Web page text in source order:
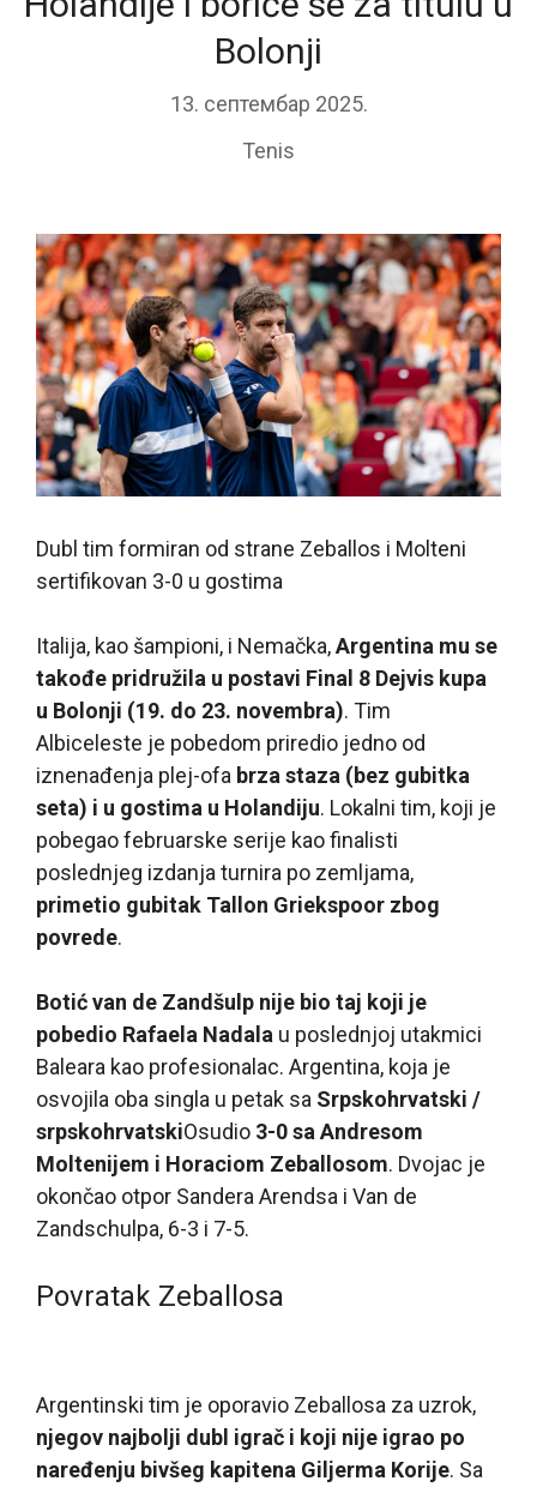
Bolonji
13. септембар 2025.
Tenis
Dubl tim formiran od strane Zeballos i Molteni
sertifikovan 3-0 u gostima
Italija, kao šampioni, i Nemačka,Argentina mu se
takođe pridružila u postavi Final 8 Dejvis kupa
u Bolonji (19. do 23. novembra). Tim
Albiceleste je pobedom priredio jedno od
iznenađenja plej-ofa brza staza (bez gubitka
seta) i u gostima u Holandiju. Lokalni tim, koji je
pobegao februarske serije kao finalisti
poslednjeg izdanja turnira po zemljama,
primetio gubitak Tallon Griekspoor zbog
povrede.
Botić van de Zandšulp nije bio taj koji je
pobedio Rafaela Nadala u poslednjoj utakmici
Baleara kao profesionalac. Argentina, koja je
osvojila oba singla u petak sa Srpskohrvatski /
srpskohrvatskiOsudio 3-0 sa Andresom
Moltenijem i Horaciom Zeballosom. Dvojac je
okončao otpor Sandera Arendsa i Van de
Zandschulpa, 6-3 i 7-5.
Povratak Zeballosa
Argentinski tim je oporavio Zeballosa za uzrok,
njegov najbolji dubl igrač i koji nije igrao po
naređenju bivšeg kapitena Giljerma Korije. Sa